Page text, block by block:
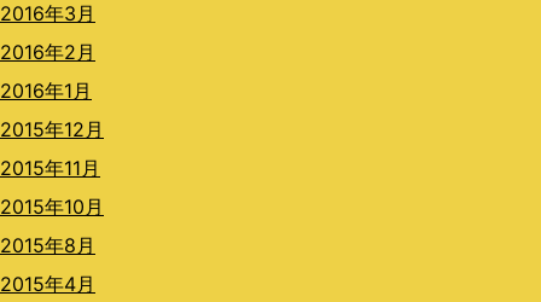
2016年3月
2016年2月
2016年1月
2015年12月
2015年11月
2015年10月
2015年8月
2015年4月